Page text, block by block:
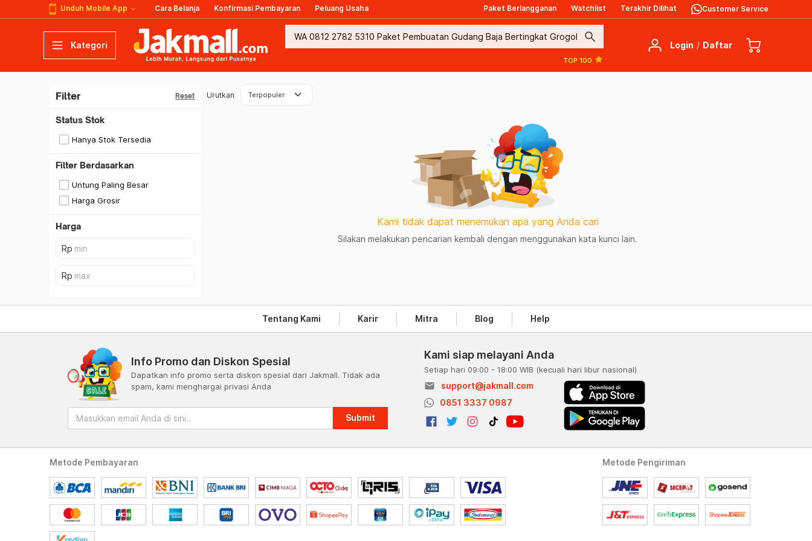
Unduh Mobile App Cara Belanja Konfirmasi Pembayaran Peluang Usaha Paket Berlangganan Watchlist Terakhir Dilihat Customer Service
Kategori search
TOP 100
Login / Daftar
Filter Reset
Status Stok
Hanya Stok Tersedia
Filter Berdasarkan
Untung Paling Besar
Harga Grosir
Harga
Urutkan Terpopuler keyboard_arrow_down
Kami tidak dapat menemukan apa yang Anda cari
Silakan melakukan pencarian kembali dengan menggunakan kata kunci lain.
Tentang Kami Karir Mitra Blog Help
Info Promo dan Diskon Spesial
Dapatkan info promo serta diskon spesial dari Jakmall. Tidak ada
spam, kami menghargai privasi Anda
Submit
Kami siap melayani Anda
Setiap hari 09:00 - 18:00 WIB (kecuali hari libur nasional)
email
support@jakmall.com
0851 3337 0987
Metode Pembayaran Metode Pengiriman